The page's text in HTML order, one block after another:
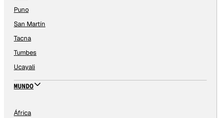
Puno
San Martín
Tacna
Tumbes
Ucayali
MUNDO
África